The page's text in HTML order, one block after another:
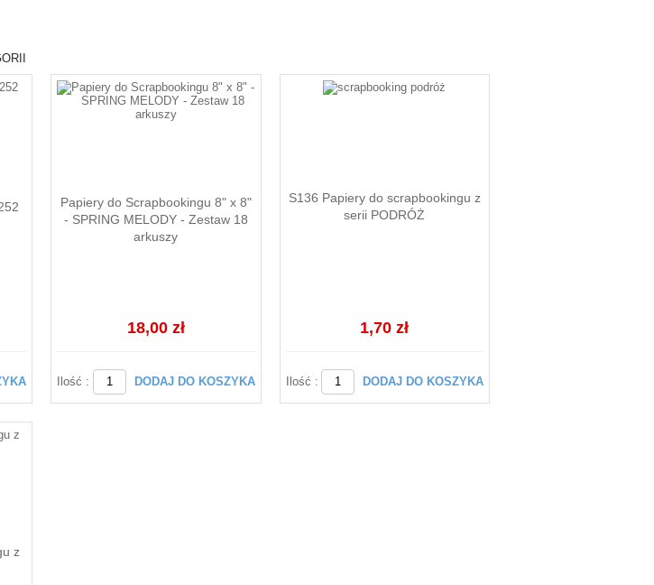
Papiery do Scrapbookingu 8" x 8"
- SPRING MELODY - Zestaw 18
arkuszy
18,00 zł
Ilość : DODAJ DO KOSZYKA
S136 Papiery do scrapbookingu z
serii PODRÓŻ
1,70 zł
Ilość : DODAJ DO KOSZYKA
z